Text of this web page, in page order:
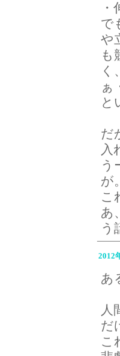
で
や
も
く
ぁ
と
だ
入
う
が。
こ
あ
う
2012
あ
人
だ
こ